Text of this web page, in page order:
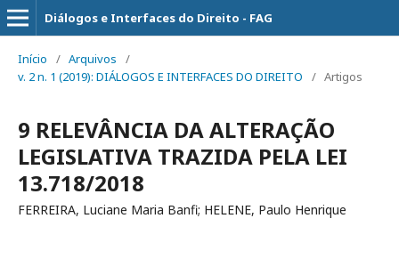
Diálogos e Interfaces do Direito - FAG
Início / Arquivos
/
v. 2 n. 1 (2019): DIÁLOGOS E INTERFACES DO DIREITO
/ Artigos
9 RELEVÂNCIA DA ALTERAÇÃO
LEGISLATIVA TRAZIDA PELA LEI
13.718/2018
FERREIRA, Luciane Maria Banfi; HELENE, Paulo Henrique